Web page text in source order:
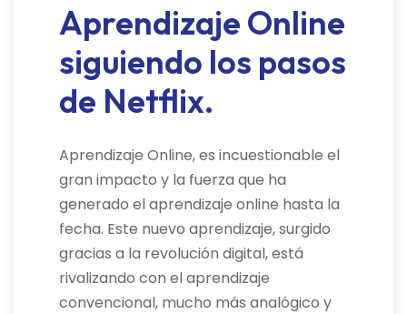
Aprendizaje Online
siguiendo los pasos
de Netflix.
Aprendizaje Online, es incuestionable el
gran impacto y la fuerza que ha
generado el aprendizaje online hasta la
fecha. Este nuevo aprendizaje, surgido
gracias a la revolución digital, está
rivalizando con el aprendizaje
convencional, mucho más analógico y